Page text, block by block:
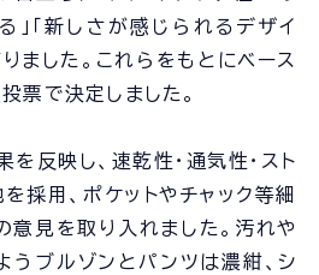
」「新しさが感じられるデザイ
ました。これらをもとにベース
票で決定しました。
を反映し、速乾性・通気性・スト
採用、ポケットやチャック等細
見を取り入れました。汚れや
ブルゾンとパンツは濃紺、シ